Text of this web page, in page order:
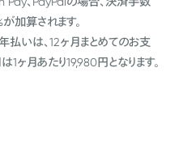
加算されます。
払いは、12ヶ月まとめてのお支
1ヶ月あたり19,980円となります。